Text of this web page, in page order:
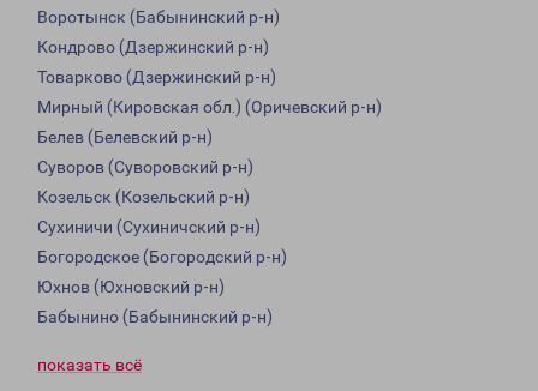
Воротынск (Бабынинский р-н)
Кондрово (Дзержинский р-н)
Товарково (Дзержинский р-н)
Мирный (Кировская обл.) (Оричевский р-н)
Белев (Белевский р-н)
Суворов (Суворовский р-н)
Козельск (Козельский р-н)
Сухиничи (Сухиничский р-н)
Богородское (Богородский р-н)
Юхнов (Юхновский р-н)
Бабынино (Бабынинский р-н)
показать всё